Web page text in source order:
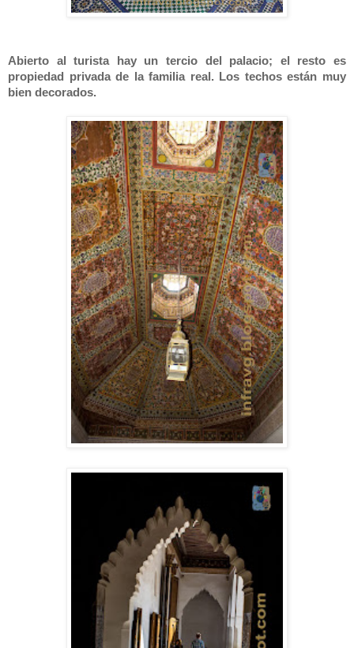
Abierto al turista hay un tercio del palacio; el resto es
propiedad privada de la familia real. Los techos están muy
bien decorados.